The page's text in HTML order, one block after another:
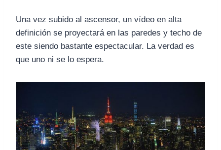
Una vez subido al ascensor, un vídeo en alta
definición se proyectará en las paredes y techo de
este siendo bastante espectacular. La verdad es
que uno ni se lo espera.